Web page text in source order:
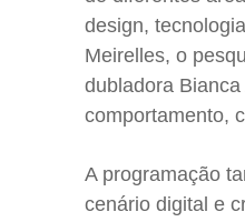
design,
Meirelles, o
dubladora
comportamento,
A programação
cenário digital e